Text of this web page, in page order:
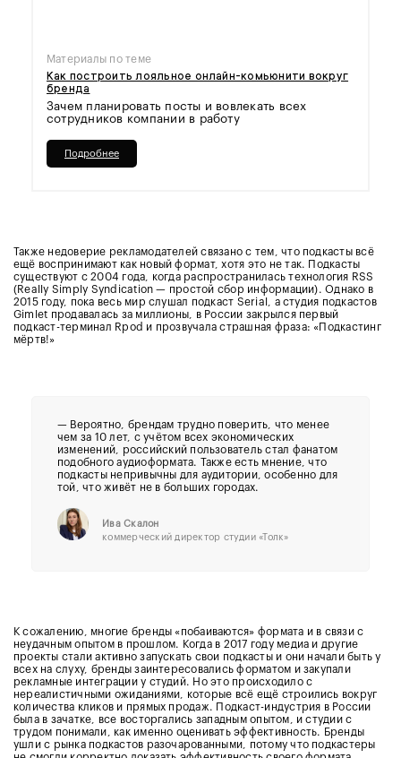
Материалы по теме
Как построить лояльное онлайн-комьюнити вокруг
бренда
Зачем планировать посты и вовлекать всех
сотрудников компании в работу
Подробнее
Также недоверие рекламодателей связано с тем, что подкасты всё
ещё воспринимают как новый формат, хотя это не так. Подкасты
существуют с 2004 года, когда распространилась технология RSS
(Really Simply Syndication — простой сбор информации). Однако в
2015 году, пока весь мир слушал подкаст Serial, а студия подкастов
Gimlet продавалась за миллионы, в России закрылся первый
подкаст-терминал Rpod и прозвучала страшная фраза: «Подкастинг
мёртв!»
— Вероятно, брендам трудно поверить, что менее
чем за 10 лет, с учётом всех экономических
изменений, российский пользователь стал фанатом
подобного аудиоформата. Также есть мнение, что
подкасты непривычны для аудитории, особенно для
той, что живёт не в больших городах.
Ива Скалон
коммерческий директор студии «Толк»
К сожалению, многие бренды «побаиваются» формата и в связи с
неудачным опытом в прошлом. Когда в 2017 году медиа и другие
проекты стали активно запускать свои подкасты и они начали быть у
всех на слуху, бренды заинтересовались форматом и закупали
рекламные интеграции у студий. Но это происходило с
нереалистичными ожиданиями, которые всё ещё строились вокруг
количества кликов и прямых продаж. Подкаст-индустрия в России
была в зачатке, все восторгались западным опытом, и студии с
трудом понимали, как именно оценивать эффективность. Бренды
ушли с рынка подкастов разочарованными, потому что подкастеры